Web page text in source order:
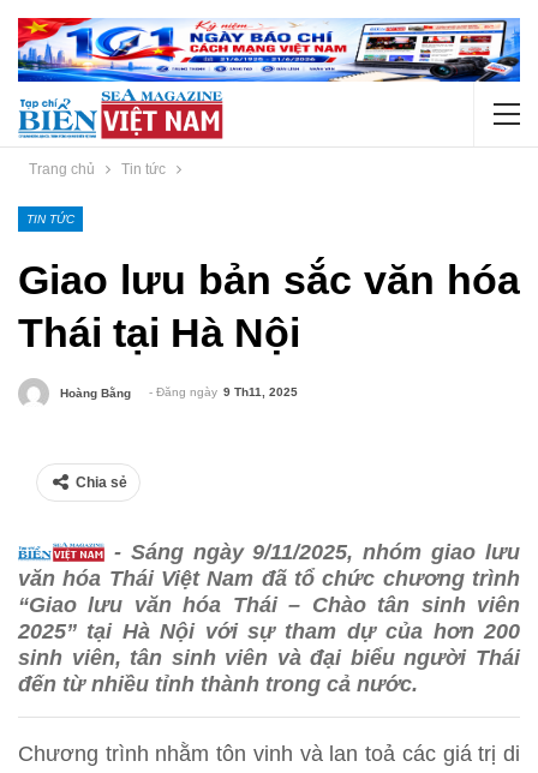
Trang chủ Tin tức
TIN TỨC
Giao lưu bản sắc văn hóa
Thái tại Hà Nội
Hoàng Bằng - Đăng ngày 9 Th11, 2025
Chia sẻ
- Sáng ngày 9/11/2025, nhóm giao lưu
văn hóa Thái Việt Nam đã tổ chức chương trình
“Giao lưu văn hóa Thái – Chào tân sinh viên
2025” tại Hà Nội với sự tham dự của hơn 200
sinh viên, tân sinh viên và đại biểu người Thái
đến từ nhiều tỉnh thành trong cả nước.
Chương trình nhằm tôn vinh và lan toả các giá trị di